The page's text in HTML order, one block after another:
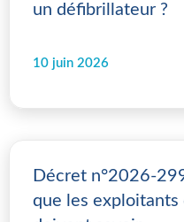
un défibrillateur ?
10 juin 2026
Décret n°2026-
que les